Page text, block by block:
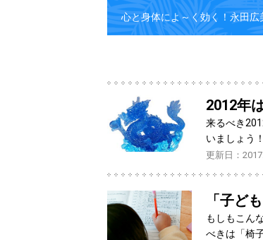
心と身体によ～く効く！永田広
2012年
来るべき
いましょう！
更新日：
「子ど
もしもこん
べきは「椅